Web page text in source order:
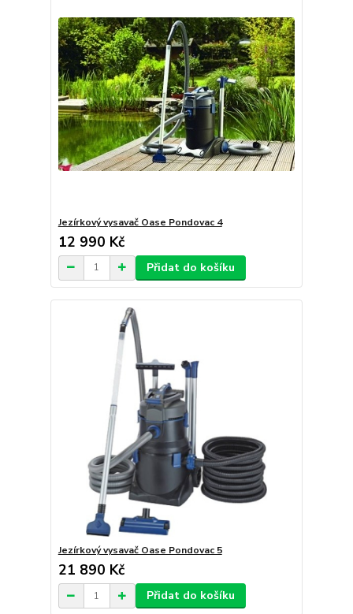
Jezírkový vysavač Oase Pondovac 4
12 990 Kč
Přidat do košíku
Jezírkový vysavač Oase Pondovac 5
21 890 Kč
Přidat do košíku